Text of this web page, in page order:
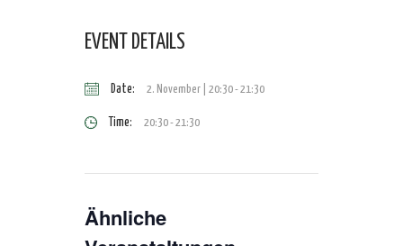
EVENT DETAILS
Date: 2. November | 20:30-21:30
Time: 20:30 - 21:30
Ähnliche